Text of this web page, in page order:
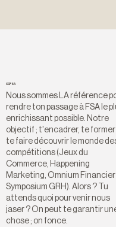
CCFSA
Nous sommes LA référence
rendre ton passage à FSA le
enrichissant possible. Notre
objectif ; t'encadrer, te
te faire découvrir le monde
compétitions (Jeux du
Commerce, Happening
Marketing, Omnium
Symposium GRH). Alors ? Tu
attends quoi pour venir nous
jaser ? On peut te garantir
chose ; on fonce.